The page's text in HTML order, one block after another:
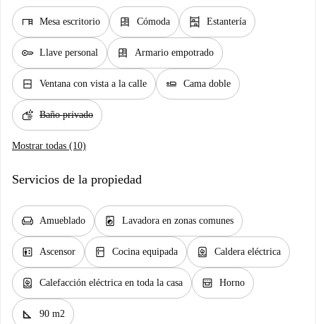
desk Mesa escritorio dresser Cómoda shelves Estantería
key Llave personal dresser Armario empotrado
window_closed Ventana con vista a la calle airline_seat_flat Cama doble
soap Baño privado
Mostrar todas (10)
Servicios de la propiedad
chair Amueblado local_laundry_service Lavadora en zonas comunes
elevator Ascensor kitchen Cocina equipada water_heater Caldera eléctrica
water_heater Calefacción eléctrica en toda la casa oven_gen Horno
square_foot 90 m2